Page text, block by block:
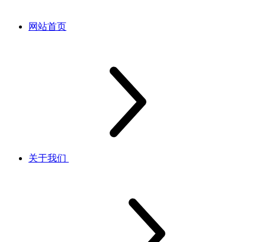
网站首页
关于我们